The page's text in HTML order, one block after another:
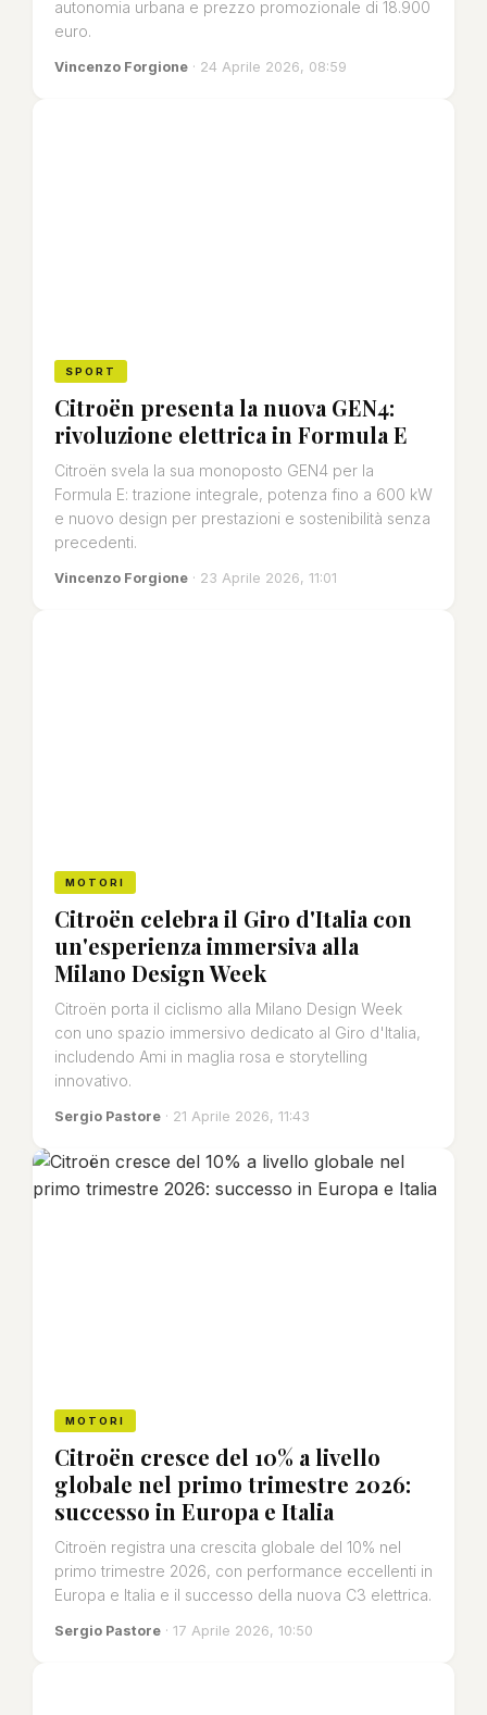
autonomia urbana e prezzo promozionale di 18.900
euro.
Vincenzo Forgione · 24 Aprile 2026, 08:59
SPORT
Citroën presenta la nuova GEN4:
rivoluzione elettrica in Formula E
Citroën svela la sua monoposto GEN4 per la
Formula E: trazione integrale, potenza fino a 600 kW
e nuovo design per prestazioni e sostenibilità senza
precedenti.
Vincenzo Forgione · 23 Aprile 2026, 11:01
MOTORI
Citroën celebra il Giro d'Italia con
un'esperienza immersiva alla
Milano Design Week
Citroën porta il ciclismo alla Milano Design Week
con uno spazio immersivo dedicato al Giro d'Italia,
includendo Ami in maglia rosa e storytelling
innovativo.
Sergio Pastore · 21 Aprile 2026, 11:43
MOTORI
Citroën cresce del 10% a livello
globale nel primo trimestre 2026:
successo in Europa e Italia
Citroën registra una crescita globale del 10% nel
primo trimestre 2026, con performance eccellenti in
Europa e Italia e il successo della nuova C3 elettrica.
Sergio Pastore · 17 Aprile 2026, 10:50